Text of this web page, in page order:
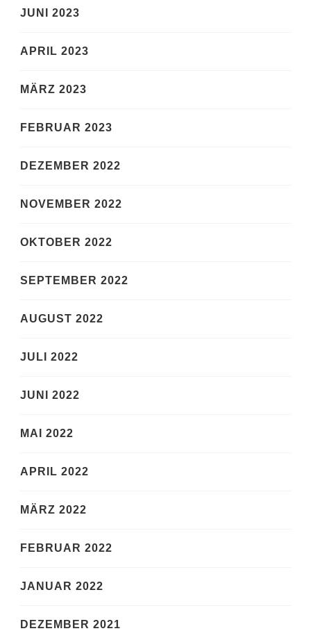
JUNI 2023
APRIL 2023
MÄRZ 2023
FEBRUAR 2023
DEZEMBER 2022
NOVEMBER 2022
OKTOBER 2022
SEPTEMBER 2022
AUGUST 2022
JULI 2022
JUNI 2022
MAI 2022
APRIL 2022
MÄRZ 2022
FEBRUAR 2022
JANUAR 2022
DEZEMBER 2021